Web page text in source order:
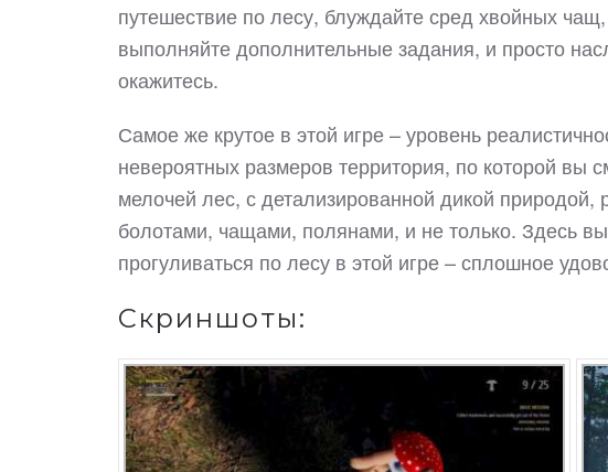
путешествие по лесу, блуждайте сред хвойных
выполняйте дополнительные задания, и просто
окажитесь.
Самое же крутое в этой игре – уровень
невероятных размеров территория, по которой вы
мелочей лес, с детализированной дикой
болотами, чащами, полянами, и не только. Здесь
прогуливаться по лесу в этой игре – сплошное
Скриншоты: